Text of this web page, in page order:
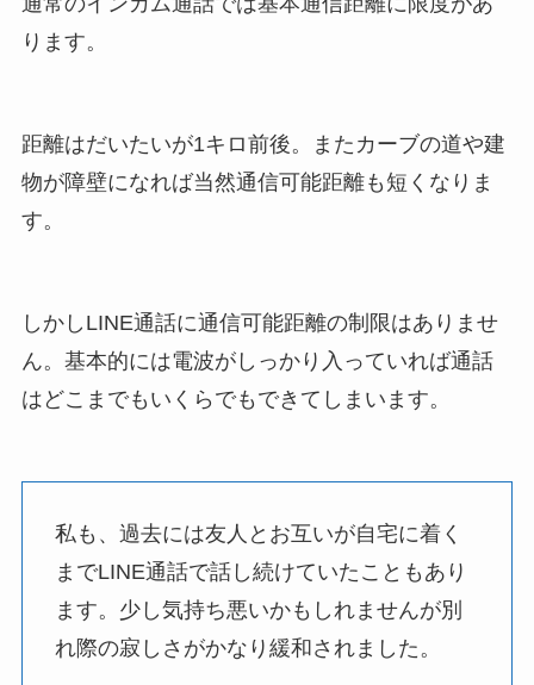
ります。
距離はだいたいが1キロ前後。またカーブの道や建
物が障壁になれば当然通信可能距離も短くなりま
す。
しかしLINE通話に通信可能距離の制限はありませ
ん。基本的には電波がしっかり入っていれば通話
はどこまでもいくらでもできてしまいます。
私も、過去には友人とお互いが自宅に着く
までLINE通話で話し続けていたこともあり
ます。少し気持ち悪いかもしれませんが別
れ際の寂しさがかなり緩和されました。